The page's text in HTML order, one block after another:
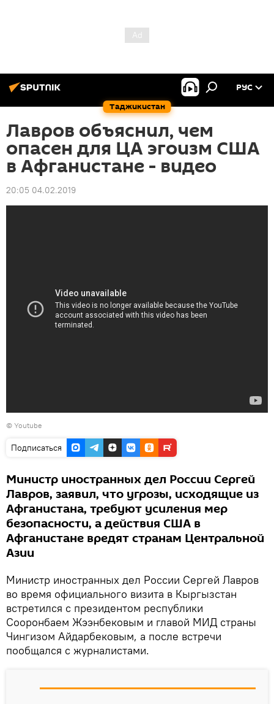
Таджикистан
РУС
Лавров объяснил, чем
опасен для ЦА эгоизм США
в Афганистане - видео
20:05 04.02.2019
© Youtube
Подписаться
Министр иностранных дел России Сергей
Лавров, заявил, что угрозы, исходящие из
Афганистана, требуют усиления мер
безопасности, а действия США в
Афганистане вредят странам Центральной
Азии
Министр иностранных дел России Сергей Лавров
во время официального визита в Кыргызстан
встретился с президентом республики
Сооронбаем Жээнбековым и главой МИД страны
Чингизом Айдарбековым, а после встречи
пообщался с журналистами.